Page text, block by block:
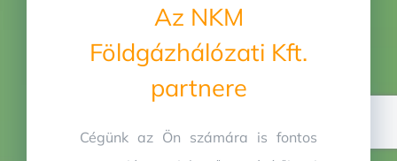
Az NKM
Földgázhálózati Kft.
partnere
Cégünk az Ön számára is fontos